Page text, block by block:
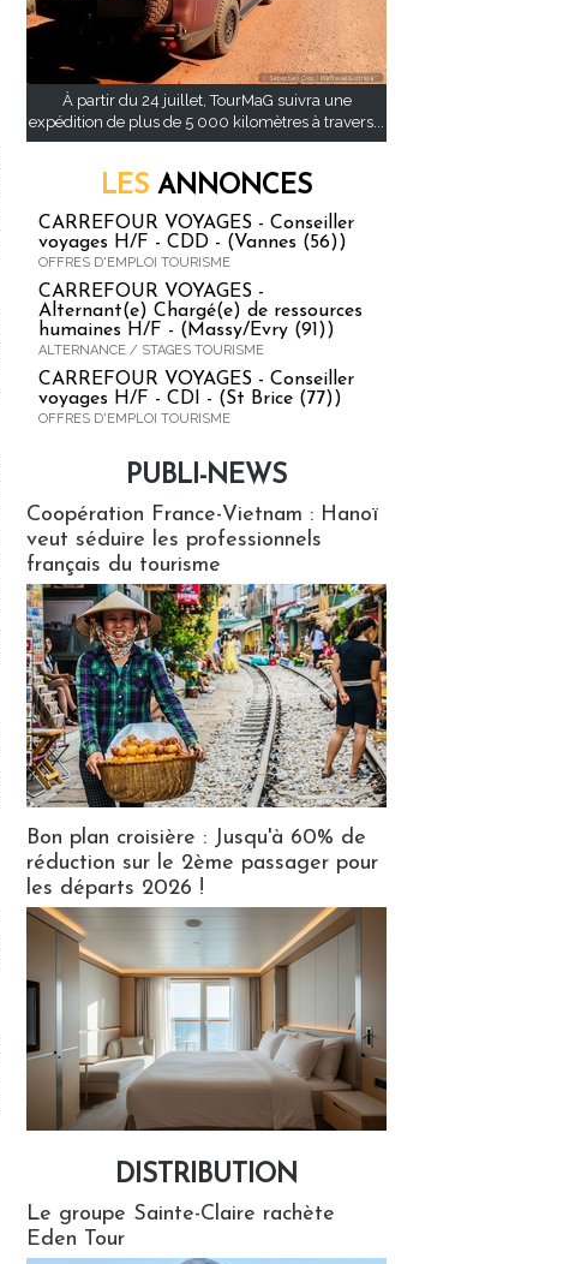
À partir du 24 juillet, TourMaG suivra une
expédition de plus de 5 000 kilomètres à travers...
LES ANNONCES
CARREFOUR VOYAGES - Conseiller
voyages H/F - CDD - (Vannes (56))
OFFRES D'EMPLOI TOURISME
CARREFOUR VOYAGES -
Alternant(e) Chargé(e) de ressources
humaines H/F - (Massy/Evry (91))
ALTERNANCE / STAGES TOURISME
CARREFOUR VOYAGES - Conseiller
voyages H/F - CDI - (St Brice (77))
OFFRES D'EMPLOI TOURISME
PUBLI-NEWS
Coopération France-Vietnam : Hanoï
veut séduire les professionnels
français du tourisme
Bon plan croisière : Jusqu'à 60% de
réduction sur le 2ème passager pour
les départs 2026 !
DISTRIBUTION
Le groupe Sainte-Claire rachète
Eden Tour